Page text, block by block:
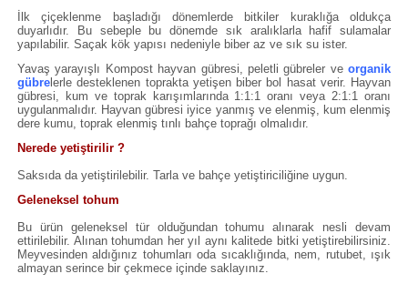
İlk çiçeklenme başladığı dönemlerde bitkiler kuraklığa oldukça
duyarlıdır. Bu sebeple bu dönemde sık aralıklarla hafif sulamalar
yapılabilir. Saçak kök yapısı nedeniyle biber az ve sık su ister.
Yavaş yarayışlı Kompost hayvan gübresi, peletli gübreler ve organik
gübrelerle desteklenen toprakta yetişen biber bol hasat verir. Hayvan
gübresi, kum ve toprak karışımlarında 1:1:1 oranı veya 2:1:1 oranı
uygulanmalıdır. Hayvan gübresi iyice yanmış ve elenmiş, kum elenmiş
dere kumu, toprak elenmiş tınlı bahçe toprağı olmalıdır.
Nerede yetiştirilir ?
Saksıda da yetiştirilebilir. Tarla ve bahçe yetiştiriciliğine uygun.
Geleneksel tohum
Bu ürün geleneksel tür olduğundan tohumu alınarak nesli devam
ettirilebilir. Alınan tohumdan her yıl aynı kalitede bitki yetiştirebilirsiniz.
Meyvesinden aldığınız tohumları oda sıcaklığında, nem, rutubet, ışık
almayan serince bir çekmece içinde saklayınız.